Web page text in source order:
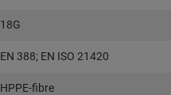
18G
EN 388; EN ISO 21420
HPPE-fibre